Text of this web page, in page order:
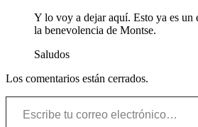
Y lo voy a dejar aquí. Esto ya es un
la benevolencia de Montse.
Saludos
Los comentarios están cerrados.
Escribe tu correo electrónico…